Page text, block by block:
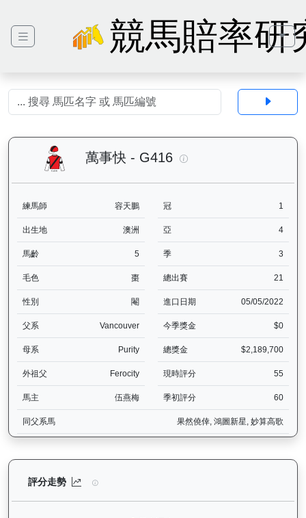
競馬賠率研
萬事快 - G416 萬事快（G416）—
練馬師 容天鵬 冠 1
出生地 澳洲 亞 4
馬齡 5 季 3
毛色 棗 總出賽 21
性別 閹 進口日期 05/05/2022
父系 Vancouver 今季獎金 $0
母系 Purity 總獎金 $2,189,700
外祖父 Ferocity 現時評分 55
馬主 伍燕梅 季初評分 60
同父系馬 果然僥倖, 鴻圖新星, 妙算高歌
評分走勢 萬事快（G416）— 評分走勢圖表：追蹤香港